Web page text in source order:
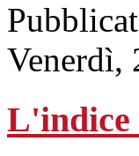
Venerdì,
L'indice